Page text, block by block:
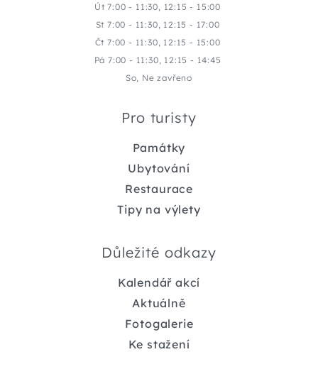
Út 7:00 - 11:30, 12:15 - 15:00
St 7:00 - 11:30, 12:15 - 17:00
Čt 7:00 - 11:30, 12:15 - 15:00
Pá 7:00 - 11:30, 12:15 - 14:45
So, Ne zavřeno
Pro turisty
Památky
Ubytování
Restaurace
Tipy na výlety
Důležité odkazy
Kalendář akcí
Aktuálně
Fotogalerie
Ke stažení